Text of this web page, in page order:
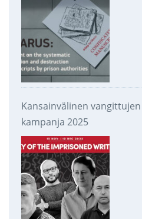
Kansainvälinen
kampanja 2025